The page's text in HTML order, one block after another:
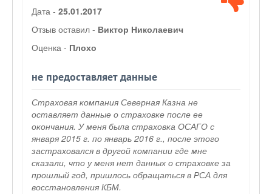
Дата - 25.01.2017
Отзыв оставил - Виктор Николаевич
Оценка - Плохо
не предоставляет данные
Страховая компания Северная Казна не
оставляет данные о страховке после ее
окончания. У меня была страховка ОСАГО с
января 2015 г. по январь 2016 г., после этого
застраховался в другой компании где мне
сказали, что у меня нет данных о страховке за
прошлый год, пришлось обращаться в РСА для
восстановления КБМ.